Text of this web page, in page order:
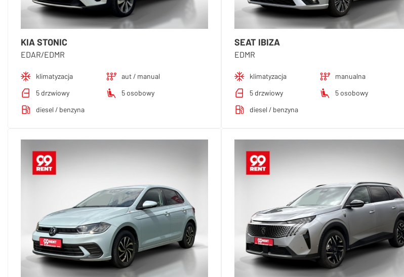
KIA STONIC
EDAR/EDMR
klimatyzacja
aut / manual
5 drzwiowy
5 osobowy
diesel / benzyna
SEAT IBIZA
EDMR
klimatyzacja
manualna
5 drzwiowy
5 osobowy
diesel / benzyna